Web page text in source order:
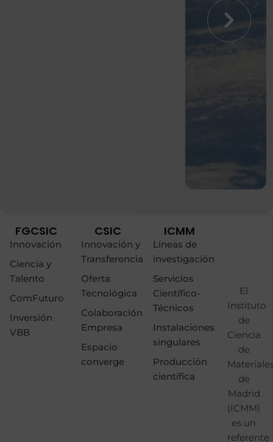
El
Instituto
de
Ciencia
de
de
Madrid
(ICMM)
es un
referente
ICMM
Líneas de
investigación
Servicios
Científico-
Técnicos
Instalaciones
singulares
Producción
científica
CSIC
Innovación y
Transferencia
Oferta
Tecnológica
Colaboración
Empresa
Espacio
converge
FGCSIC
Innovación
Ciencia y
Talento
ComFuturo
Inversión
VBB